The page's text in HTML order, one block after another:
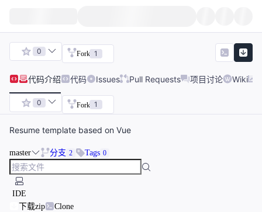
0 Fork 1
代码介绍 代码 Issues Pull Requests 项目讨论 Wiki
0 Fork 1
Resume template based on Vue
master 分支 2 Tags 0
IDE
下载zip
Clone